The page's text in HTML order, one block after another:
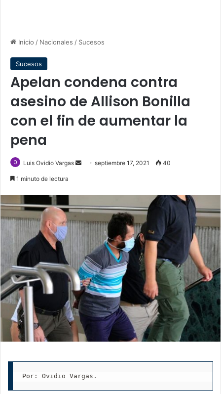
Inicio / Nacionales / Sucesos
Sucesos
Apelan condena contra
asesino de Allison Bonilla
con el fin de aumentar la
pena
Luis Ovidio Vargas
Sendseptiembre 17, 2021 40
1 minuto de lectura
Por: Ovidio Vargas.